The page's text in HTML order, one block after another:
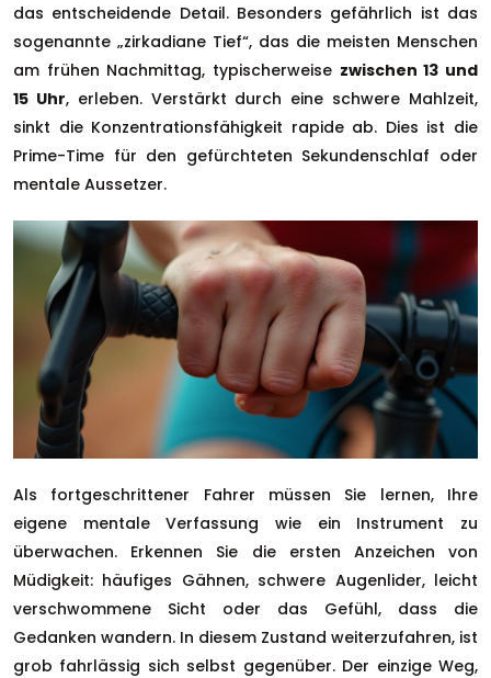
das entscheidende Detail. Besonders gefährlich ist das
sogenannte „zirkadiane Tief“, das die meisten Menschen
am frühen Nachmittag, typischerweise zwischen 13 und
15 Uhr, erleben. Verstärkt durch eine schwere Mahlzeit,
sinkt die Konzentrationsfähigkeit rapide ab. Dies ist die
Prime-Time für den gefürchteten Sekundenschlaf oder
mentale Aussetzer.
Als fortgeschrittener Fahrer müssen Sie lernen, Ihre
eigene mentale Verfassung wie ein Instrument zu
überwachen. Erkennen Sie die ersten Anzeichen von
Müdigkeit: häufiges Gähnen, schwere Augenlider, leicht
verschwommene Sicht oder das Gefühl, dass die
Gedanken wandern. In diesem Zustand weiterzufahren, ist
grob fahrlässig sich selbst gegenüber. Der einzige Weg,